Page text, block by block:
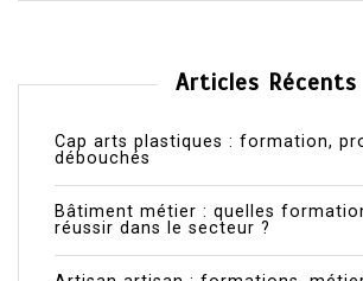
Articles Récents
Cap arts plastiques : formation,
débouchés
Bâtiment métier : quelles
réussir dans le secteur ?